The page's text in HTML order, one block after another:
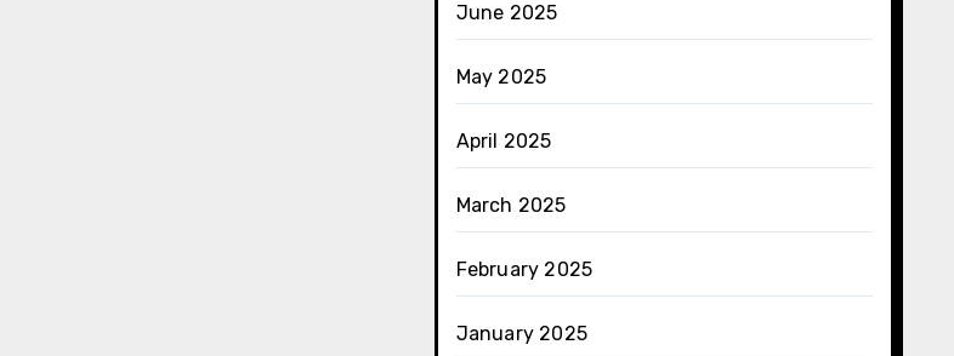
June 2025
May 2025
April 2025
March 2025
February 2025
January 2025